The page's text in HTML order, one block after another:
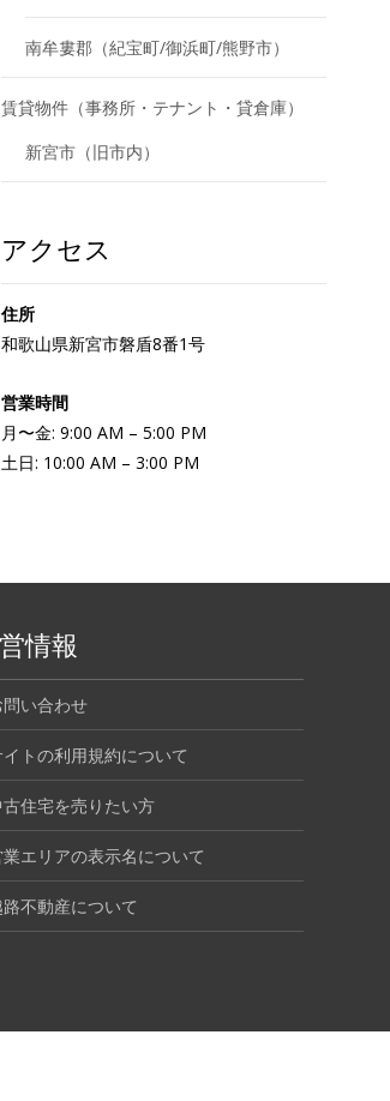
南牟婁郡（紀宝町/御浜町/熊野市）
賃貸物件（事務所・テナント・貸倉庫）
新宮市（旧市内）
アクセス
住所
和歌山県新宮市磐盾8番1号
営業時間
月〜金: 9:00 AM – 5:00 PM
土日: 10:00 AM – 3:00 PM
情報
問い合わせ
トの利用規約について
住宅を売りたい方
エリアの表示名について
路不動産について